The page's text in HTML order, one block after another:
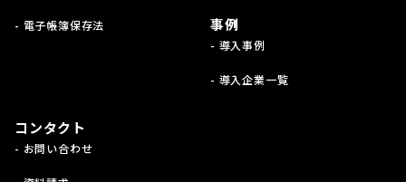
- 電子帳簿保存法 事例
- 導入事例
- 導入企業一覧
コンタクト
- お問い合わせ